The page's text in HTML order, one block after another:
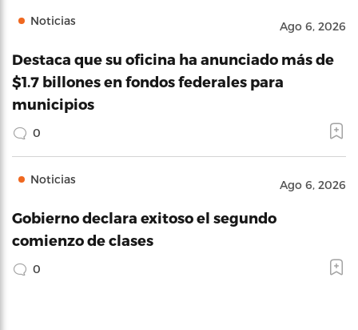
Noticias Ago 6, 2026
Destaca que su oficina ha anunciado más de
$1.7 billones en fondos federales para
municipios
0
Noticias Ago 6, 2026
Gobierno declara exitoso el segundo
comienzo de clases
0